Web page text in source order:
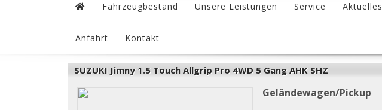
Fahrzeugbestand Unsere Leistungen Service Aktuelles
Anfahrt Kontakt
SUZUKI Jimny 1.5 Touch Allgrip Pro 4WD 5 Gang AHK SHZ
Geländewagen/Pickup